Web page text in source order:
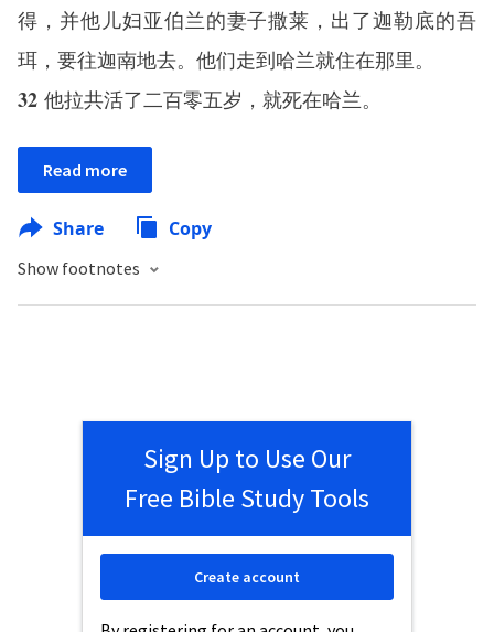
得，并他儿妇亚伯兰的妻子撒莱，出了迦勒底的吾
珥，要往迦南地去。他们走到哈兰就住在那里。
32 他拉共活了二百零五岁，就死在哈兰。
Read more
Share Copy
Show footnotes
Sign Up to Use Our
Free Bible Study Tools
Create account